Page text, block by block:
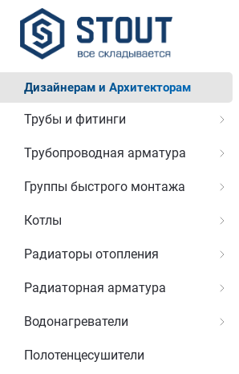
Дизайнерам и Архитекторам
Трубы и фитинги
Трубопроводная арматура
Группы быстрого монтажа
Котлы
Радиаторы отопления
Радиаторная арматура
Водонагреватели
Полотенцесушители